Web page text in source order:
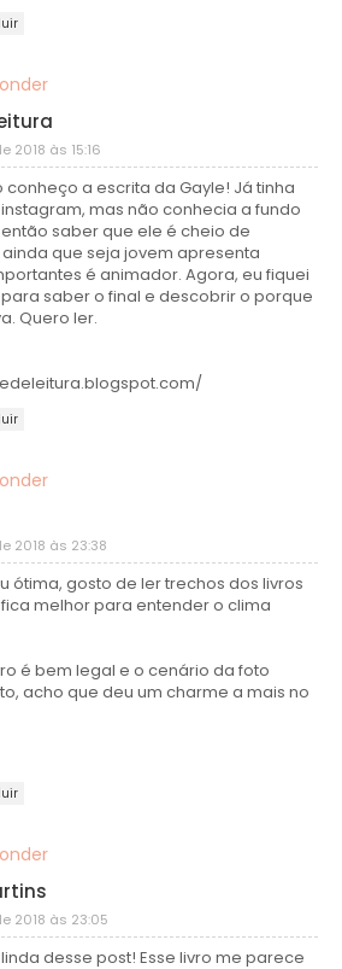
2018 às 15:16
conheço a escrita da Gayle! Já tinha
mas não conhecia a fundo
saber que ele é cheio de
que seja jovem apresenta
é animador. Agora, eu fiquei
saber o final e descobrir o porque
Quero ler.
2018 às 23:38
ótima, gosto de ler trechos dos livros
melhor para entender o clima
é bem legal e o cenário da foto
acho que deu um charme a mais no
2018 às 23:05
desse post! Esse livro me parece